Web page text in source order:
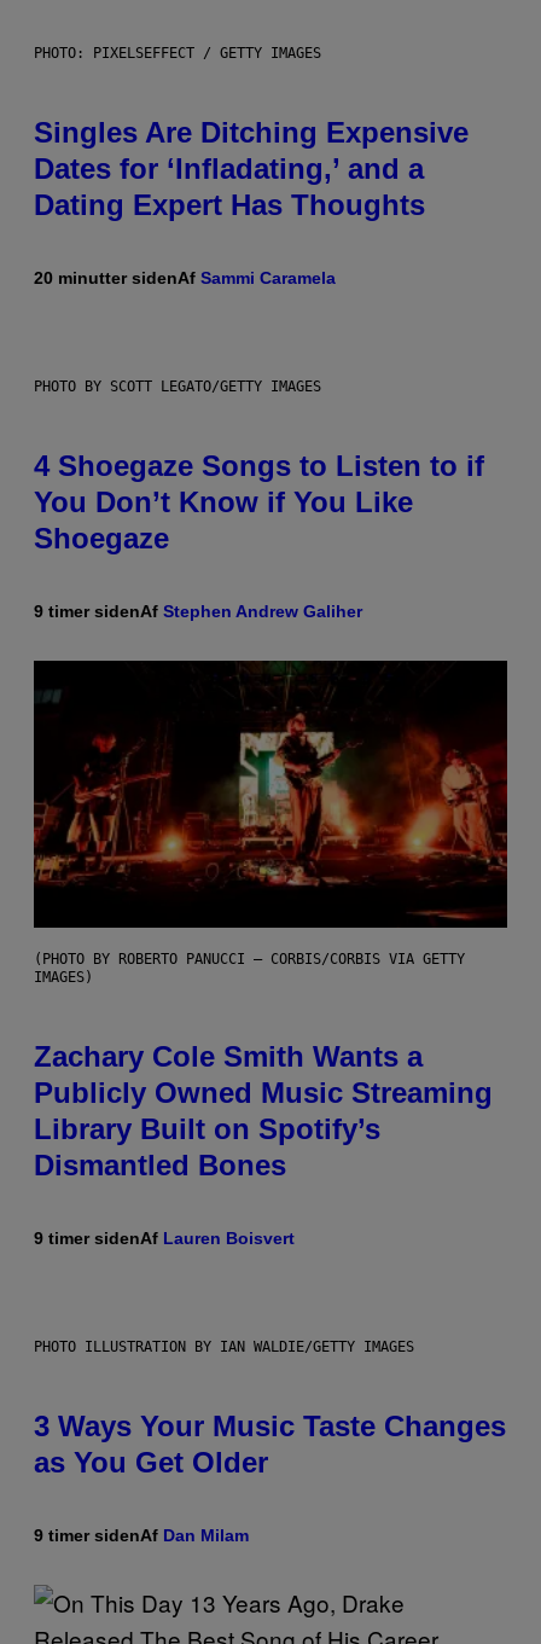
PHOTO: PIXELSEFFECT / GETTY IMAGES
Singles Are Ditching Expensive
Dates for ‘Infladating,’ and a
Dating Expert Has Thoughts
20 minutter sidenAf Sammi Caramela
PHOTO BY SCOTT LEGATO/GETTY IMAGES
4 Shoegaze Songs to Listen to if
You Don’t Know if You Like
Shoegaze
9 timer sidenAf Stephen Andrew Galiher
(PHOTO BY ROBERTO PANUCCI – CORBIS/CORBIS VIA GETTY
IMAGES)
Zachary Cole Smith Wants a
Publicly Owned Music Streaming
Library Built on Spotify’s
Dismantled Bones
9 timer sidenAf Lauren Boisvert
PHOTO ILLUSTRATION BY IAN WALDIE/GETTY IMAGES
3 Ways Your Music Taste Changes
as You Get Older
9 timer sidenAf Dan Milam